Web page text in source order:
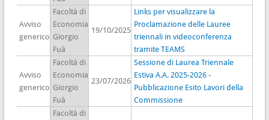
Avviso
generico
Facoltà di
Economia
Giorgio
Fuà
19/10/2025
Links per visualizzare la
Proclamazione delle Lauree
triennali in videoconferenza
tramite TEAMS
Avviso
generico
Facoltà di
Economia
Giorgio
Fuà
23/07/2026
Sessione di Laurea Triennale
Estiva A.A. 2025-2026 -
Pubblicazione Esito Lavori della
Commissione
Facoltà di